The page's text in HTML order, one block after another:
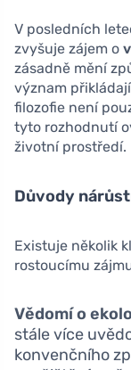
V posledních
zvyšuje zájem o
zásadně mění
význam
filozofie není
tyto rozhodnutí
životní prostředí.
Důvody
Existuje několik
rostoucímu
Vědomí o
stále více
konvenčního